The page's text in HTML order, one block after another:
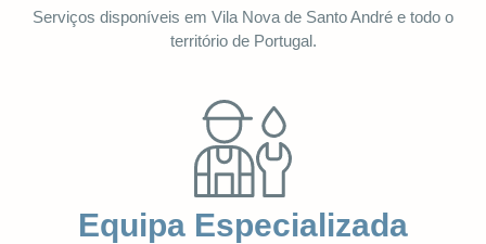
Serviços disponíveis em Vila Nova de Santo André e todo o
território de Portugal.
Equipa Especializada